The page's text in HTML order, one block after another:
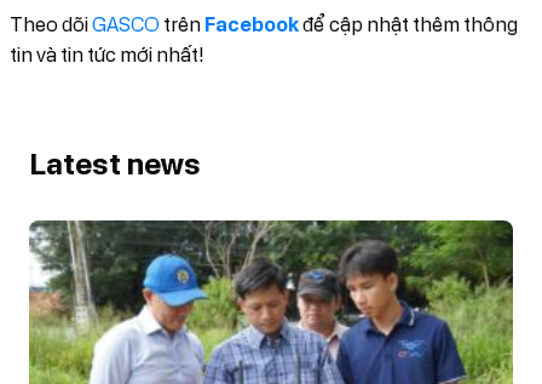
Theo dõiGASCO trênFacebookđể cập nhật thêm thông
tin và tin tức mới nhất!
Latest news